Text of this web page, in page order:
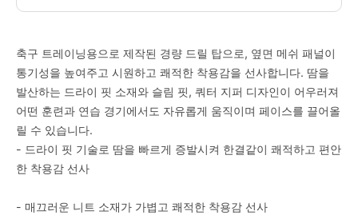
축구 트레이닝용으로 제작된 경량 드릴 탑으로, 옆면 메쉬 패널이
통기성을 높여주고 시원하고 쾌적한 착용감을 선사합니다. 땀을
발산하는 드라이 핏 소재와 슬림 핏, 쿼터 지퍼 디자인이 어우러져
어떤 훈련과 연습 경기에서도 자유롭게 움직이며 페이스를 끌어올
릴 수 있습니다.
- 드라이 핏 기술로 땀을 빠르게 증발시켜 한결같이 쾌적하고 편안
한 착용감 선사
- 매끄러운 니트 소재가 가볍고 쾌적한 착용감 선사